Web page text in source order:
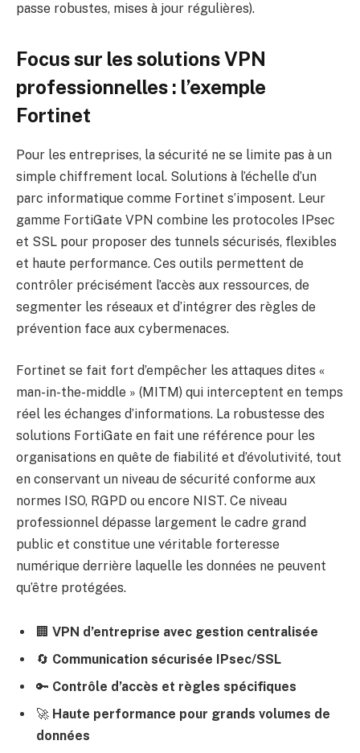
passe robustes, mises à jour régulières).
Focus sur les solutions VPN
professionnelles : l’exemple
Fortinet
Pour les entreprises, la sécurité ne se limite pas à un
simple chiffrement local. Solutions à l’échelle d’un
parc informatique comme Fortinet s’imposent. Leur
gamme FortiGate VPN combine les protocoles IPsec
et SSL pour proposer des tunnels sécurisés, flexibles
et haute performance. Ces outils permettent de
contrôler précisément l’accès aux ressources, de
segmenter les réseaux et d’intégrer des règles de
prévention face aux cybermenaces.
Fortinet se fait fort d’empêcher les attaques dites «
man-in-the-middle » (MITM) qui interceptent en temps
réel les échanges d’informations. La robustesse des
solutions FortiGate en fait une référence pour les
organisations en quête de fiabilité et d’évolutivité, tout
en conservant un niveau de sécurité conforme aux
normes ISO, RGPD ou encore NIST. Ce niveau
professionnel dépasse largement le cadre grand
public et constitue une véritable forteresse
numérique derrière laquelle les données ne peuvent
qu’être protégées.
🏢 VPN d’entreprise avec gestion centralisée
🔄 Communication sécurisée IPsec/SSL
🔑 Contrôle d’accès et règles spécifiques
🚀 Haute performance pour grands volumes de
données